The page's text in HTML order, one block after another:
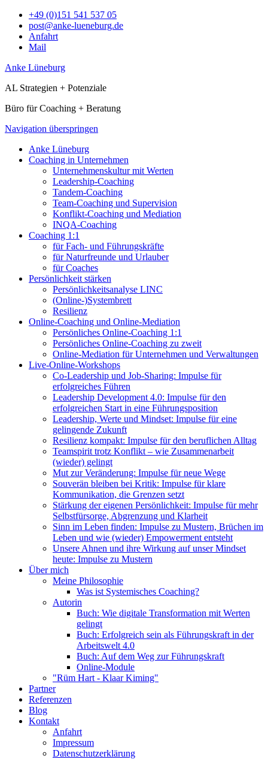
+49 (0)151 541 537 05
post@anke-lueneburg.de
Anfahrt
Mail
Anke Lüneburg
AL Strategien + Potenziale
Büro für Coaching + Beratung
Navigation überspringen
Anke Lüneburg
Coaching in Unternehmen
Unternehmenskultur mit Werten
Leadership-Coaching
Tandem-Coaching
Team-Coaching und Supervision
Konflikt-Coaching und Mediation
INQA-Coaching
Coaching 1:1
für Fach- und Führungskräfte
für Naturfreunde und Urlauber
für Coaches
Persönlichkeit stärken
Persönlichkeitsanalyse LINC
(Online-)Systembrett
Resilienz
Online-Coaching und Online-Mediation
Persönliches Online-Coaching 1:1
Persönliches Online-Coaching zu zweit
Online-Mediation für Unternehmen und Verwaltungen
Live-Online-Workshops
Co-Leadership und Job-Sharing: Impulse für
erfolgreiches Führen
Leadership Development 4.0: Impulse für den
erfolgreichen Start in eine Führungsposition
Leadership, Werte und Mindset: Impulse für eine
gelingende Zukunft
Resilienz kompakt: Impulse für den beruflichen Alltag
Teamspirit trotz Konflikt – wie Zusammenarbeit
(wieder) gelingt
Mut zur Veränderung: Impulse für neue Wege
Souverän bleiben bei Kritik: Impulse für klare
Kommunikation, die Grenzen setzt
Stärkung der eigenen Persönlichkeit: Impulse für mehr
Selbstfürsorge, Abgrenzung und Klarheit
Sinn im Leben finden: Impulse zu Mustern, Brüchen im
Leben und wie (wieder) Empowerment entsteht
Unsere Ahnen und ihre Wirkung auf unser Mindset
heute: Impulse zu Mustern
Über mich
Meine Philosophie
Was ist Systemisches Coaching?
Autorin
Buch: Wie digitale Transformation mit Werten
gelingt
Buch: Erfolgreich sein als Führungskraft in der
Arbeitswelt 4.0
Buch: Auf dem Weg zur Führungskraft
Online-Module
"Rüm Hart - Klaar Kiming"
Partner
Referenzen
Blog
Kontakt
Anfahrt
Impressum
Datenschutzerklärung